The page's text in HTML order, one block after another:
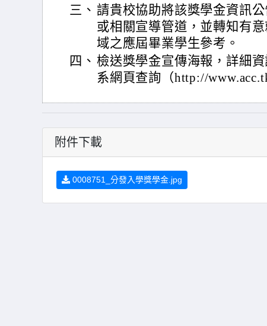
三、 請貴校協助將該獎學金資訊
或相關宣導管道，並轉知有
域之應屆畢業學生參考。
四、 檢送獎學金宣傳海報，詳細
系網頁查詢（http://
附件下載
0008751_分發入學獎學金.jpg